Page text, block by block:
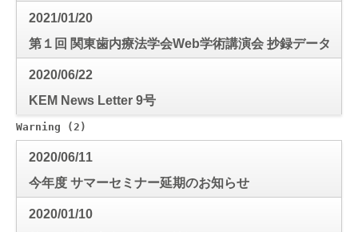
へ
2021/01/20
第１回 関東歯内療法学会Web学術講演会 抄録データ
2020/06/22
KEM News Letter 9号
Warning (2)
2020/06/11
今年度 サマーセミナー延期のお知らせ
2020/01/10